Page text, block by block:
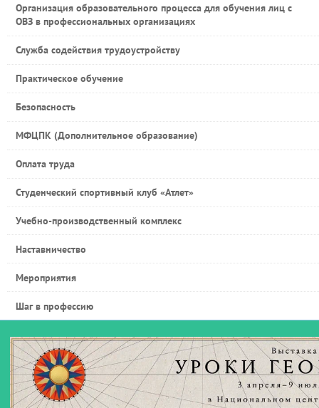
Организация образовательного процесса для обучения лиц с
ОВЗ в профессиональных организациях
Служба содействия трудоустройству
Практическое обучение
Безопасность
МФЦПК (Дополнительное образование)
Оплата труда
Студенческий спортивный клуб «Атлет»
Учебно-производственный комплекс
Наставничество
Мероприятия
Шаг в профессию